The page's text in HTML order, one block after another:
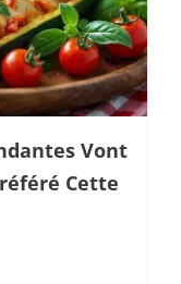
Vont
Cette